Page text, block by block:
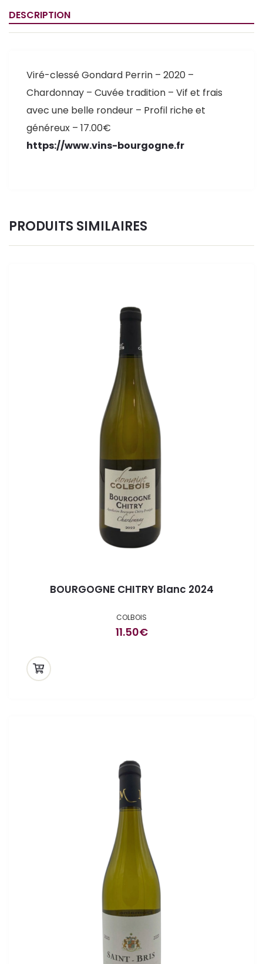
DESCRIPTION
Viré-clessé Gondard Perrin – 2020 –
Chardonnay – Cuvée tradition – Vif et frais
avec une belle rondeur – Profil riche et
généreux – 17.00€
https://www.vins-bourgogne.fr
PRODUITS SIMILAIRES
BOURGOGNE CHITRY Blanc 2024
COLBOIS
11.50€